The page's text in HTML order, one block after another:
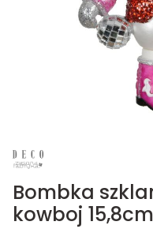
Bombka
kowboj 15,8cm